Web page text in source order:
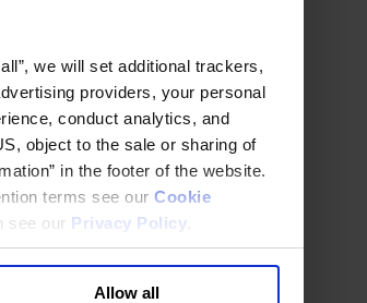
we will set additional trackers,
providers, your personal
conduct analytics, and
object to the sale or sharing of
in the footer of the website.
terms see our Cookie
see our Privacy Policy
Allow all